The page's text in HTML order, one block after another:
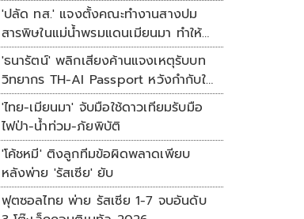
'ปลัด ทส.' แจงตั้งคณะทำงานสางปม
สารพิษในแม่น้ำพรมแดนเมียนมา ทำให้
แก้ปัญหารวดเร็ว
'ธนารัตน์' พลิกเสียงค้านแจงเหตุรับบท
วิทยากร TH-AI Passport หวังกำกับใช้
งบเหมาะสม ชูจุดเด่นคนไทยได้ใช้ AI
ระดับโปร ลดเหลื่อมล้ำทางเทคโนโลยี
เซฟงบไปกว่า900ล้าน เชื่อหากใช้เต็มที่
เอกชนขาดทุนย่อยยับ
'ไทย-เมียนมา' จับมือใช้ดาวเทียมรับมือ
ไฟป่า-น้ำท่วม-ภัยพิบัติ
'โค้ชหมี' ติงลูกทีมข้อผิดพลาดเพียบ
หลังพ่าย 'รัสเซีย' ยับ
ฟุตซอลไทย พ่าย รัสเซีย 1-7 จบอันดับ